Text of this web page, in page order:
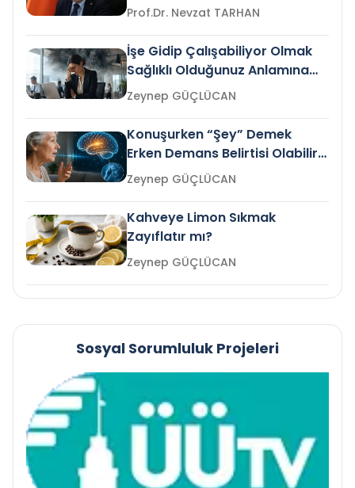
Prof.Dr. Nevzat TARHAN
İşe Gidip Çalışabiliyor Olmak
Sağlıklı Olduğunuz Anlamına
Gelir mi?Zeynep GÜÇLÜCAN
Konuşurken “Şey” Demek
Erken Demans Belirtisi Olabilir
mi?
Zeynep GÜÇLÜCAN
Kahveye Limon Sıkmak
Zayıflatır mı?
Zeynep GÜÇLÜCAN
Sosyal Sorumluluk Projeleri